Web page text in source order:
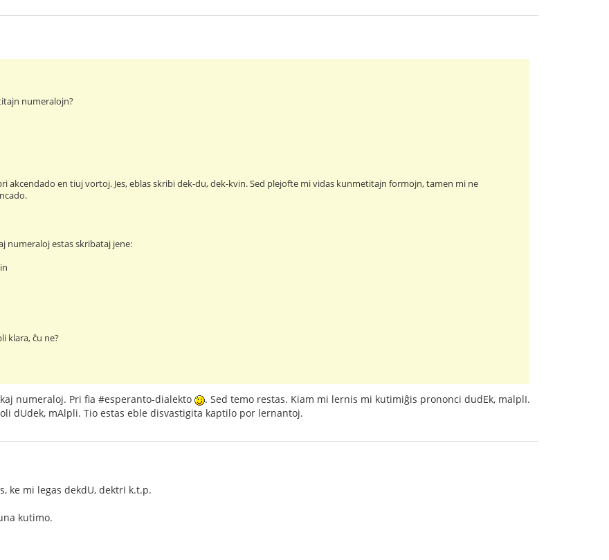
numeralojn?
akcendado en tiuj vortoj. Jes, eblas skribi dek-du, dek-kvin. Sed plejofte mi vidas kunmetitajn formojn, tamen mi ne
numeraloj estas skribataj jene:
klara, ĉu ne?
numeraloj. Pri fia #esperanto-dialekto
. Sed temo restas. Kiam mi lernis mi kutimiĝis prononci dudEk, malplI.
dUdek, mAlpli. Tio estas eble disvastigita kaptilo por lernantoj.
ke mi legas dekdU, dektrI k.t.p.
kutimo.